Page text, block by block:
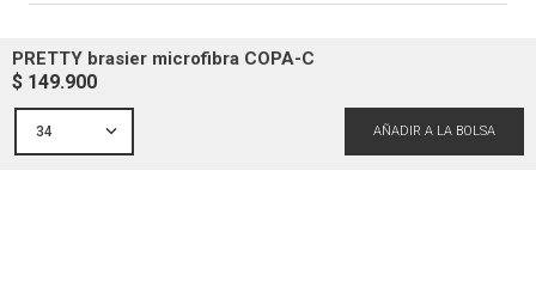
PRETTY brasier microfibra COPA-C
$ 149.900
34
Cambios, devoluciones y desistimiento
Condiciones generales